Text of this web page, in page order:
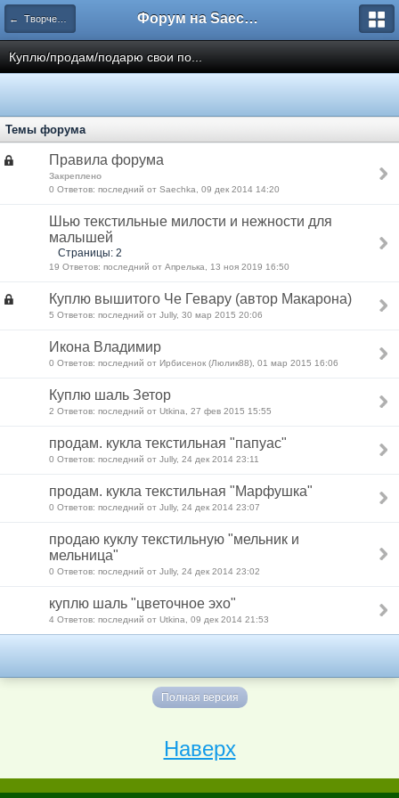
← Творчество Форум на Saechka.Ru - энциклопедия домашнего уюта
Куплю/продам/подарю свои по...
Темы форума
Правила форума
Закреплено
0 Ответов: последний от Saechka, 09 дек 2014 14:20
Шью текстильные милости и нежности для
малышей
Страницы: 2
19 Ответов: последний от Апрелька, 13 ноя 2019 16:50
Куплю вышитого Че Гевару (автор Макарона)
5 Ответов: последний от Jully, 30 мар 2015 20:06
Икона Владимир
0 Ответов: последний от Ирбисенок (Люлик88), 01 мар 2015 16:06
Куплю шаль Зетор
2 Ответов: последний от Utkina, 27 фев 2015 15:55
продам. кукла текстильная "папуас"
0 Ответов: последний от Jully, 24 дек 2014 23:11
продам. кукла текстильная "Марфушка"
0 Ответов: последний от Jully, 24 дек 2014 23:07
продаю куклу текстильную "мельник и
мельница"
0 Ответов: последний от Jully, 24 дек 2014 23:02
куплю шаль "цветочное эхо"
4 Ответов: последний от Utkina, 09 дек 2014 21:53
Полная версия
Наверх